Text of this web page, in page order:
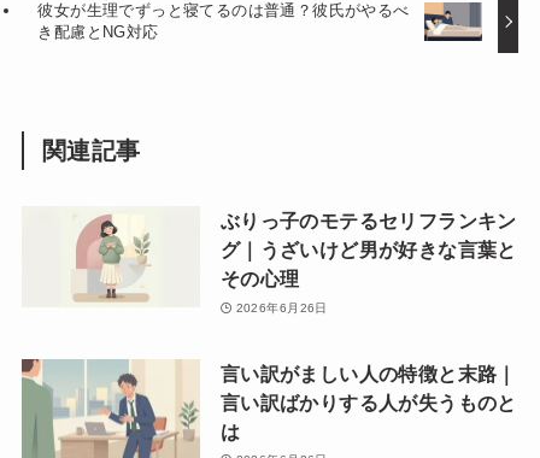
彼女が生理でずっと寝てるのは普通？彼氏がやるべ
き配慮とNG対応
関連記事
ぶりっ子のモテるセリフランキン
グ｜うざいけど男が好きな言葉と
その心理
2026年6月26日
言い訳がましい人の特徴と末路｜
言い訳ばかりする人が失うものと
は